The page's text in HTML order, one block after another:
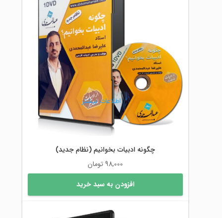
اطلاعات بیشتر
چگونه ادبیات بخوانیم (نظام جدید)
98,000تومان
افزودن به سبد خرید